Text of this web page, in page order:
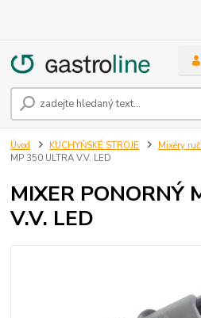
Úvod KUCHYŇSKÉ STROJE Mixéry
MP 350 ULTRA V.V. LED
MIXER PONORNÝ
V.V. LED